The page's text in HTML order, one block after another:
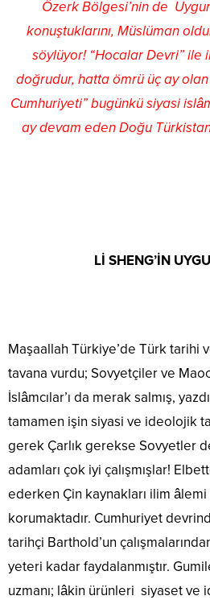
Özerk Bölgesi’nin de
konuştuklarını, Müslüman
söylüyor! “Hocalar Devri”
doğrudur, hatta ömrü üç ay
Cumhuriyeti” bugünkü siyasi
ay devam eden Doğu
Lİ SHENG’İN
Maşaallah Türkiye’de Türk tarihi
tavana vurdu; Sovyetçiler ve
İslâmcılar’ı da merak salmış,
tamamen işin siyasi ve ideolojik
gerek Çarlık gerekse Sovyetler
adamları çok iyi çalışmışlar!
ederken Çin kaynakları ilim
korumaktadır. Cumhuriyet
tarihçi Barthold’un
yeteri kadar faydalanmıştır.
uzmanı; lâkin ürünleri siyaset ve